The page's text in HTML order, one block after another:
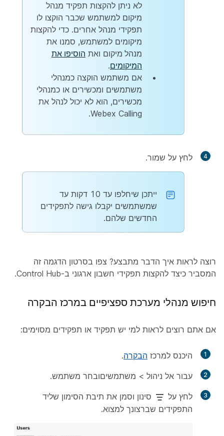
לא ניתן להקצות תפקיד מנהל
מיקום למשתמש שכבר הוקצו לו
תפקידי מנהל אחרים. כדי להקצות
מיקומים למשתמש, סמנו את
מנהל מיקום ואת הוסיפו את
המיקומים.
אם משתמש הוקצה כמנהלי
משתמשים ומכשירים או כמנהלי
מכשירים, הוא לא יכול לנהל את
Webex Calling.
4 לחץ על שמור.
ייתכן שיחלפו עד 10 דקות עד
שמשתמשים יקבלו גישה לתפקידים
החדשים שלהם.
רוצה לראות איך הדבר מתבצע? צפו בסרטון הדגמה זה
המסביר כיצד להקצות תפקידי חשבון ארגוני ב-Control Hub.
חיפוש מנהלי מערכת ספציפיים במרכז הבקרה
אם אתם רוצים לראות למי יש תפקיד או תפקידים מסוימים:
1 היכנס למרכז הבקרה.
2 עבור אל ניהול > משתמשיםובחר משתמש.
3 לחץ על סינון וסמן את תיבת הסימון שליד
התפקידים שברצונך למצוא.